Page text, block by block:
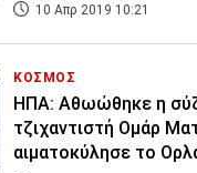
10 Απρ 2019 10:21
ΚΟΣΜΟΣ
ΗΠΑ: Αθωώθηκε η
τζιχαντιστή Ομάρ
αιματοκύλησε το